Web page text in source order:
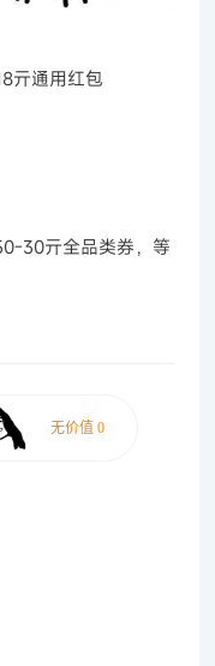
亓通用红包
30亓全品类券，等